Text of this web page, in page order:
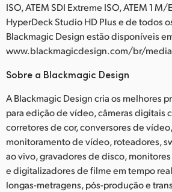
ISO, ATEM SDI Extreme ISO, ATEM 1
HyperDeck Studio HD Plus e de todos
Blackmagic Design estão disponíveis
www.blackmagicdesign.com/br/
Sobre a Blackmagic Design
A Blackmagic Design cria os melhores
para edição de vídeo, câmeras digitais
corretores de cor, conversores de
monitoramento de vídeo, roteadores,
ao vivo, gravadores de disco,
e digitalizadores de filme em tempo
longas-metragens, pós-produção e